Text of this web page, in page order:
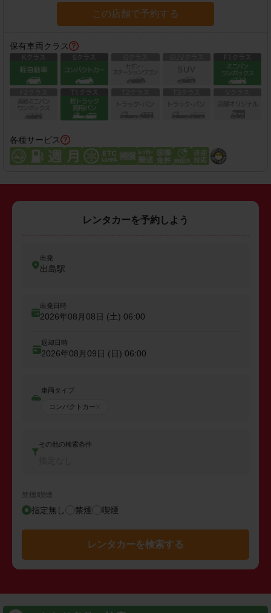
この店舗で予約する
保有車両クラス
各種サービス
レンタカーを予約しよう
出発
出島駅
出発日時
2026年08月08日 (土) 06:00
返却日時
2026年08月09日 (日) 06:00
車両タイプ
コンパクトカー
その他の検索条件
禁煙/喫煙
指定無し 禁煙 喫煙
レンタカーを検索する